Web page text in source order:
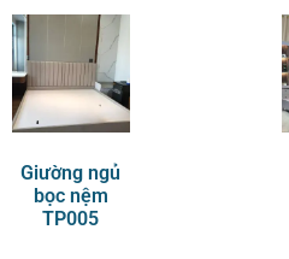
Giường ngủ
bọc nệm
TP005